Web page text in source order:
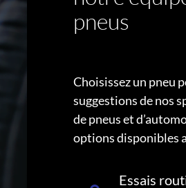
pneus
Choisissez un pneu
suggestions de nos
de pneus et
options disponibles
Essais